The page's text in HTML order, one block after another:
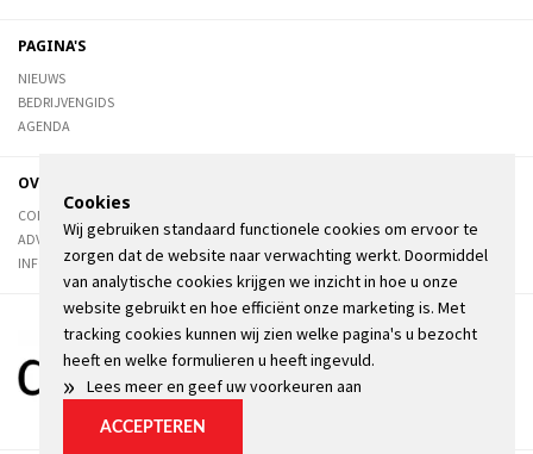
PAGINA'S
NIEUWS
BEDRIJVENGIDS
AGENDA
OVER DE STIENSER
CONTACT
ADVERTEREN
INFORMATIE
Cookies
Wij gebruiken standaard functionele cookies om ervoor te
zorgen dat de website naar verwachting werkt. Doormiddel
van analytische cookies krijgen we inzicht in hoe u onze
website gebruikt en hoe efficiënt onze marketing is. Met
tracking cookies kunnen wij zien welke pagina's u bezocht
heeft en welke formulieren u heeft ingevuld.
» Lees meer en geef uw voorkeuren aan
ACCEPTEREN